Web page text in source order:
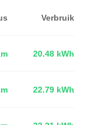
Verbruik
20.48 kWh
22.79 kWh